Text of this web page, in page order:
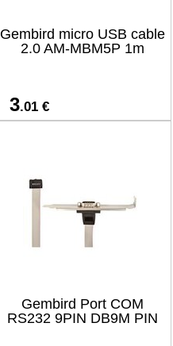
Gembird micro USB cable
2.0 AM-MBM5P 1m
3.01 €
Gembird Port COM
RS232 9PIN DB9M PIN